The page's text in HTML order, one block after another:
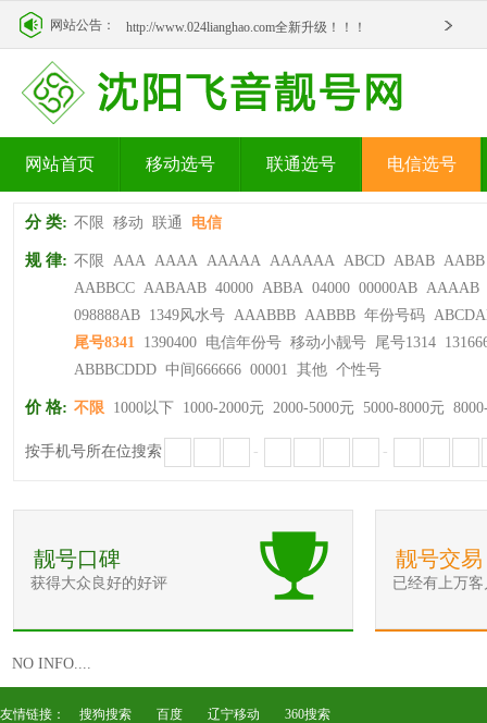
网站公告： http://www.024lianghao.com全新升级！！！
网站首页 移动选号 联通选号 电信选号
分 类: 不限 移动 联通 电信
规 律: 不限 AAA AAAA AAAAA AAAAAA ABCD ABAB AABB
AABBCC AABAAB 40000 ABBA 04000 00000AB AAAAB
098888AB 1349风水号 AAABBB AABBB 年份号码
尾号8341 1390400 电信年份号 移动小靓号 尾号1314
ABBBCDDD 中间666666 00001 其他 个性号
价 格: 不限 1000以下 1000-2000元 2000-5000元 5000-8000元
按手机号所在位搜索 - -
靓号口碑
获得大众良好的好评
靓号交易
已经有上万
NO INFO....
友情链接： 搜狗搜索 百度 辽宁移动 360搜索